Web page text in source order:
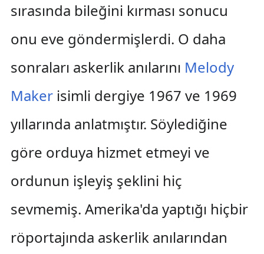
sırasında bileğini kırması sonucu
onu eve göndermişlerdi. O daha
sonraları askerlik anılarını Melody
Makerisimli dergiye 1967 ve 1969
yıllarında anlatmıştır. Söylediğine
göre orduya hizmet etmeyi ve
ordunun işleyiş şeklini hiç
sevmemiş. Amerika'da yaptığı hiçbir
röportajında askerlik anılarından